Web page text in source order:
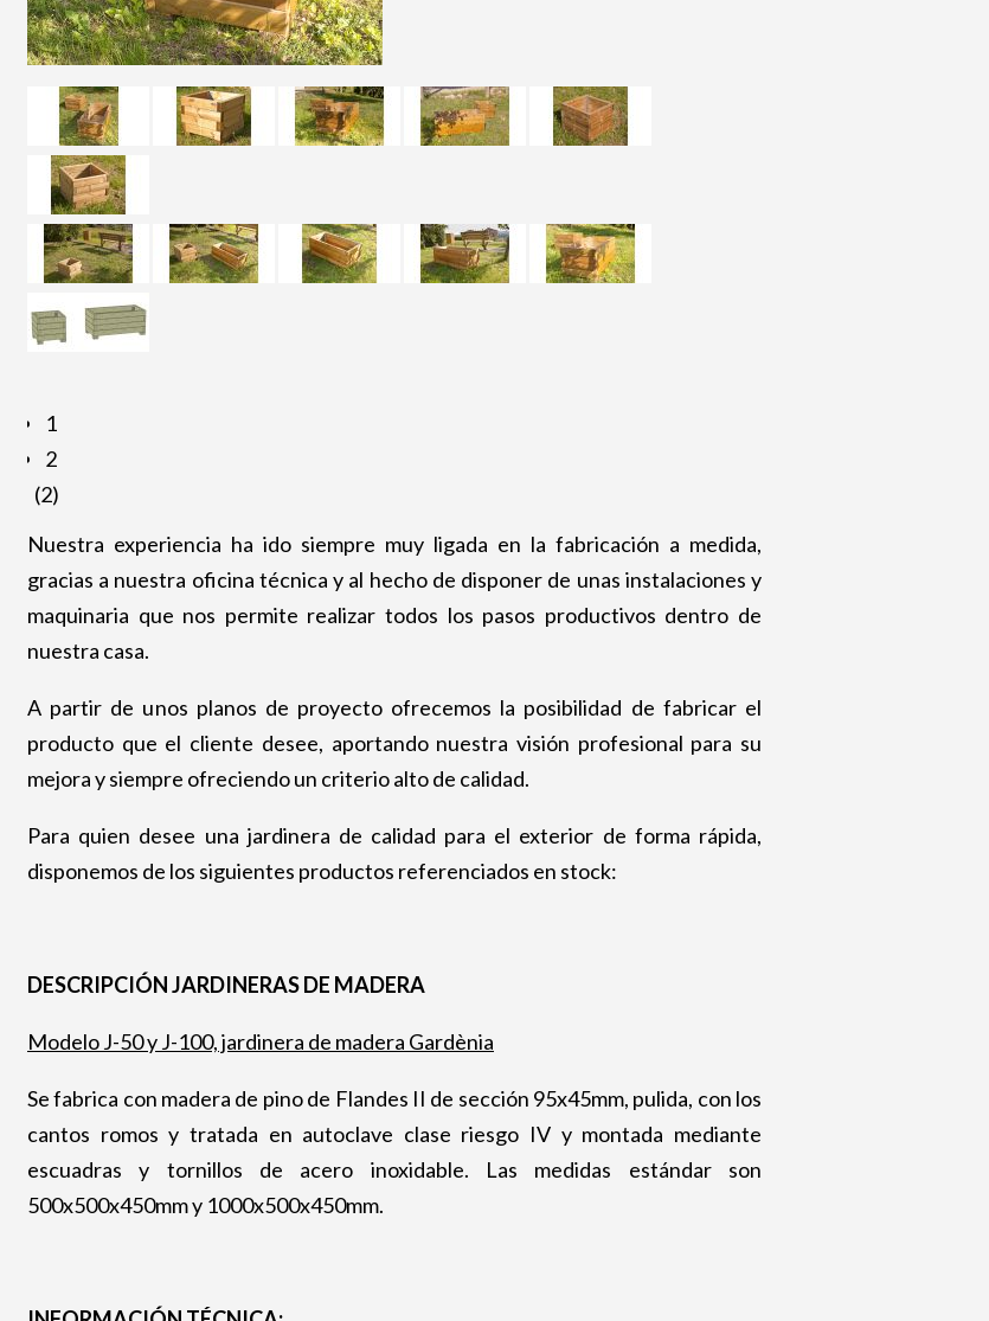
1
2
(2)
Nuestra experiencia ha ido siempre muy ligada en la fabricación a medida,
gracias a nuestra oficina técnica y al hecho de disponer de unas instalaciones y
maquinaria que nos permite realizar todos los pasos productivos dentro de
nuestra casa.
A partir de unos planos de proyecto ofrecemos la posibilidad de fabricar el
producto que el cliente desee, aportando nuestra visión profesional para su
mejora y siempre ofreciendo un criterio alto de calidad.
Para quien desee una jardinera de calidad para el exterior de forma rápida,
disponemos de los siguientes productos referenciados en stock:
DESCRIPCIÓN JARDINERAS DE MADERA
Modelo J-50 y J-100, jardinera de madera Gardènia
Se fabrica con madera de pino de Flandes II de sección 95x45mm, pulida, con los
cantos romos y tratada en autoclave clase riesgo IV y montada mediante
escuadras y tornillos de acero inoxidable. Las medidas estándar son
500x500x450mm y 1000x500x450mm.